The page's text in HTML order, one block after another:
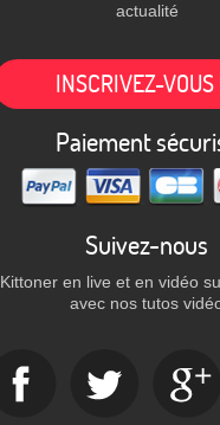
actualité
INSCRIVEZ-VOUS
Paiement
Suivez-nous
Kittoner en live et en vidéo
avec nos tutos